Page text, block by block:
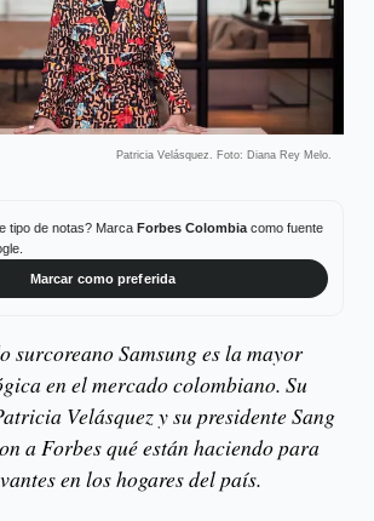
Patricia Velásquez. Foto: Diana Rey Melo.
tipo de notas? Marca Forbes Colombiacomo fuente
Marcar como preferida
surcoreano Samsung es la mayor
en el mercado colombiano. Su
Velásquez y su presidente Sang
a Forbes qué están haciendo para
en los hogares del país.